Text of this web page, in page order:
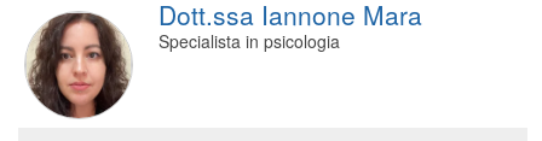
Dott.ssa Iannone Mara
Specialista in psicologia